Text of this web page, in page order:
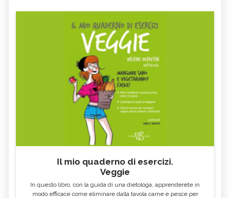
Il mio quaderno di esercizi.
Veggie
In questo libro, con la guida di una dietologa, apprenderete in
modo efficace come eliminare dalla tavola carne e pesce per